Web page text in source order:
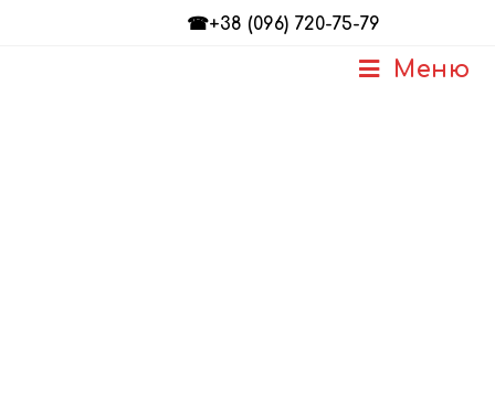
☎+38 (096) 720-75-79
Меню